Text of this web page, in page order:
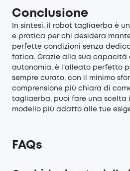
Conclusione
In sintesi, il robot tagliaerba è
e pratica per chi desidera
perfette condizioni senza
fatica. Grazie alla sua capacità
autonomia, è l’alleato perfetto
sempre curato, con il minimo
comprensione più chiara di
tagliaerba, puoi fare una scelta
modello più adatto alle tue
FAQs